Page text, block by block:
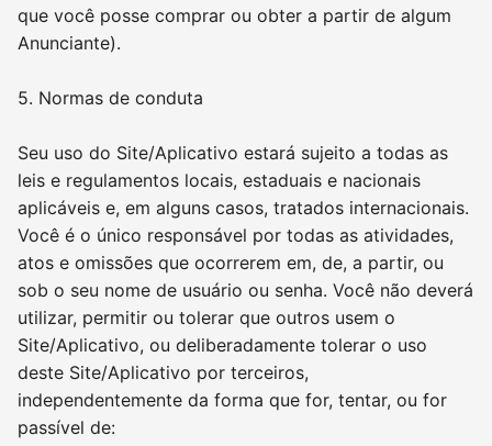
que você posse comprar ou obter a partir de algum
Anunciante).
5. Normas de conduta
Seu uso do Site/Aplicativo estará sujeito a todas as
leis e regulamentos locais, estaduais e nacionais
aplicáveis e, em alguns casos, tratados internacionais.
Você é o único responsável por todas as atividades,
atos e omissões que ocorrerem em, de, a partir, ou
sob o seu nome de usuário ou senha. Você não deverá
utilizar, permitir ou tolerar que outros usem o
Site/Aplicativo, ou deliberadamente tolerar o uso
deste Site/Aplicativo por terceiros,
independentemente da forma que for, tentar, ou for
passível de: